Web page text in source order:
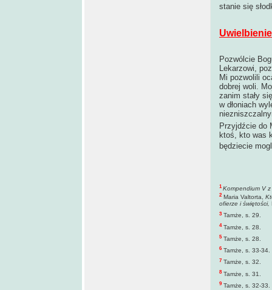
stanie się
Pozwólcie
Lekarzowi,
Mi pozwolili
dobrej woli.
zanim stały
w dłoniach
Przyjdźcie do
ktoś, kto was
będziecie
1 Kompendium V z
2Maria Valtorta,
ofierze i świętości,
3 Tamże, s. 29.
4Tamże, s. 28.
5Tamże, s. 28.
6 Tamże, s. 33-34.
7 Tamże, s. 32.
8Tamże, s. 31.
9 Tamże, s. 32-33.